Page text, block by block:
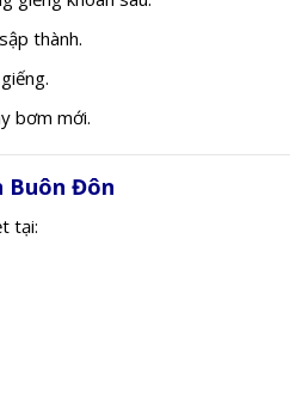
thành.
bơm mới.
Buôn Đôn
tại: